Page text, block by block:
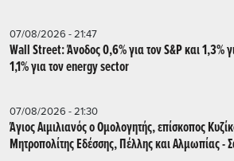
07/08/2026 - 21:47
Wall Street: Άνοδος 0,6% για τον S&P και 1,3%
1,1% για τον energy sector
07/08/2026 - 21:30
Άγιος Αιμιλιανός ο Ομολογητής, επίσκοπος
Μητροπολίτης Εδέσσης, Πέλλης και Αλμωπίας -